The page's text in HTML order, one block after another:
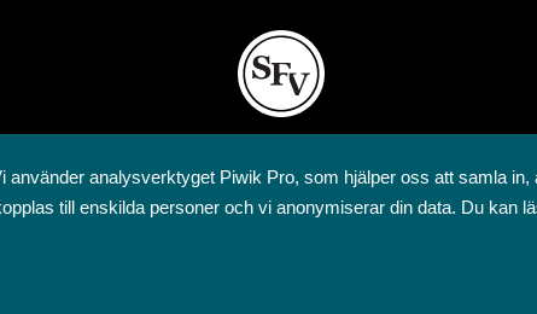
Annegatan 12
00120 Helsingfors
analysverktyget Piwik Pro, som hjälper oss att samla
till enskilda personer och vi anonymiserar din data. Du kan